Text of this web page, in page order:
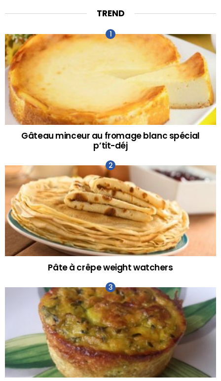
TREND
Gâteau minceur au fromage blanc spécial
p’tit-déj
Pâte à crêpe weight watchers